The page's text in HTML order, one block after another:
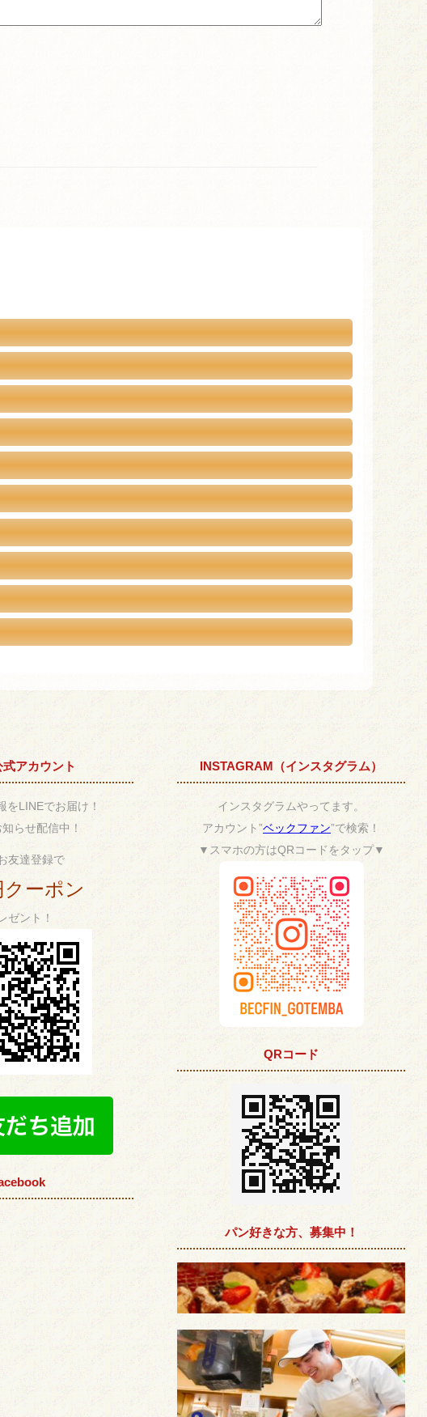
アカウント
をLINEでお届け！
らせ配信中！
友達登録で
クーポン
ゼント！
INSTAGRAM（インスタグラム）
インスタグラムやってます。
アカウント”ベックファン”で検索！
▼スマホの方はQRコードをタップ▼
QRコード
パン好きな方、募集中！